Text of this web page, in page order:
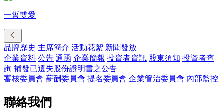
一誓雙愛
品牌歷史 主席簡介 活動花絮 新聞發放
企業資料 公告 通函 企業簡報 投資者資訊 股東須知 投資者查
詢 補發已遺失股份證明書之公告
審核委員會 薪酬委員會 提名委員會 企業管治委員會 內部監控
聯絡我們